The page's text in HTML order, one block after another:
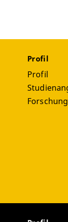
Profil
Profil
Forschung